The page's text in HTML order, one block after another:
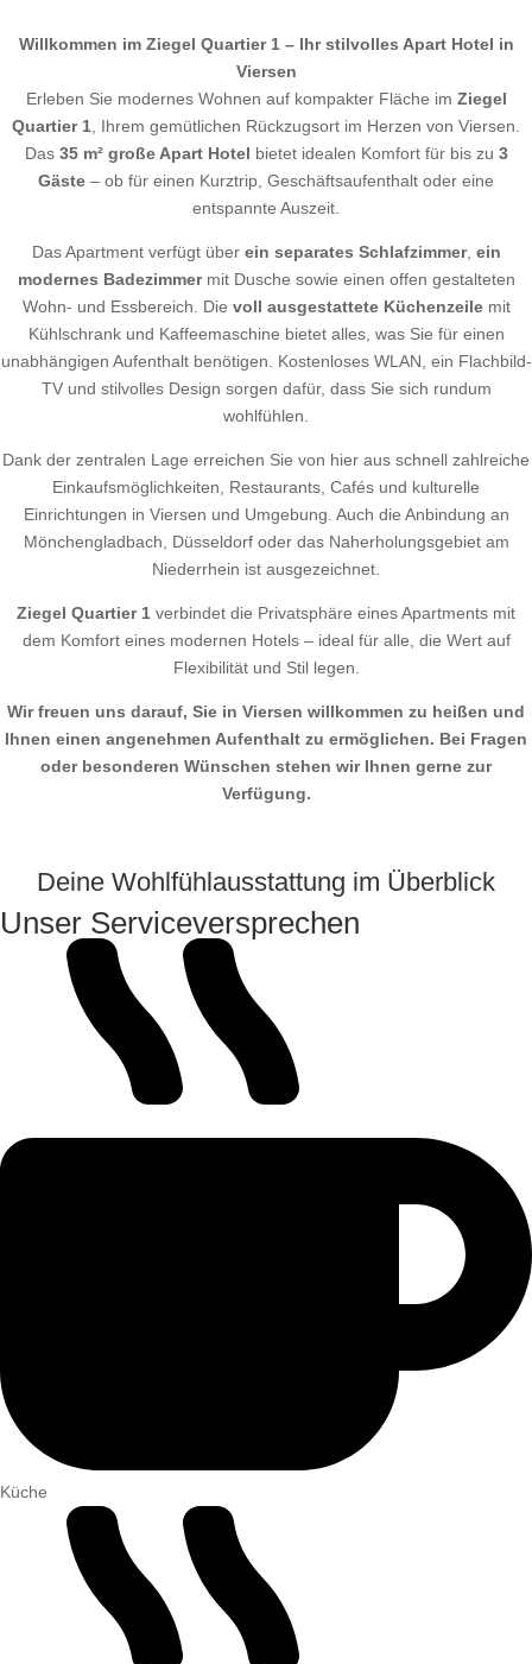
Willkommen im Ziegel Quartier 1 – Ihr stilvolles Apart Hotel in
Viersen
Erleben Sie modernes Wohnen auf kompakter Fläche im Ziegel
Quartier 1 , Ihrem gemütlichen Rückzugsort im Herzen von Viersen.
Das 35 m² große Apart Hotel bietet idealen Komfort für bis zu 3
Gäste – ob für einen Kurztrip, Geschäftsaufenthalt oder eine
entspannte Auszeit.
Das Apartment verfügt über ein separates Schlafzimmer, ein
modernes Badezimmermit Dusche sowie einen offen gestalteten
Wohn- und Essbereich. Die voll ausgestattete Küchenzeilemit
Kühlschrank und Kaffeemaschine bietet alles, was Sie für einen
unabhängigen Aufenthalt benötigen. Kostenloses WLAN, ein Flachbild-
TV und stilvolles Design sorgen dafür, dass Sie sich rundum
wohlfühlen.
Dank der zentralen Lage erreichen Sie von hier aus schnell zahlreiche
Einkaufsmöglichkeiten, Restaurants, Cafés und kulturelle
Einrichtungen in Viersen und Umgebung. Auch die Anbindung an
Mönchengladbach, Düsseldorf oder das Naherholungsgebiet am
Niederrhein ist ausgezeichnet.
Ziegel Quartier 1 verbindet die Privatsphäre eines Apartments mit
dem Komfort eines modernen Hotels – ideal für alle, die Wert auf
Flexibilität und Stil legen.
Wir freuen uns darauf, Sie in Viersen willkommen zu heißen und
Ihnen einen angenehmen Aufenthalt zu ermöglichen. Bei Fragen
oder besonderen Wünschen stehen wir Ihnen gerne zur
Verfügung.
Deine Wohlfühlausstattung im Überblick
Unser Serviceversprechen
Küche